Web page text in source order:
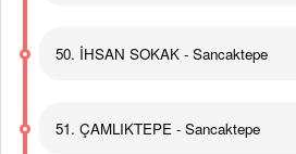
50. İHSAN SOKAK - Sancaktepe
51. ÇAMLIKTEPE - Sancaktepe